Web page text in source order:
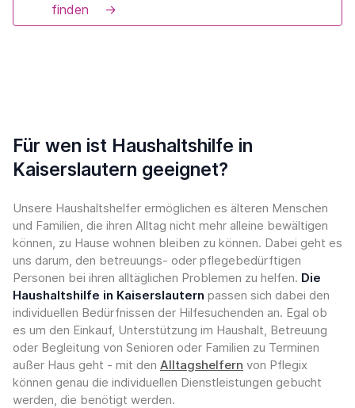
finden
→
Für wen ist Haushaltshilfe in
Kaiserslautern geeignet?
Unsere Haushaltshelfer ermöglichen es älteren Menschen
und Familien, die ihren Alltag nicht mehr alleine bewältigen
können, zu Hause wohnen bleiben zu können. Dabei geht es
uns darum, den betreuungs- oder pflegebedürftigen
Personen bei ihren alltäglichen Problemen zu helfen. Die
Haushaltshilfe in Kaiserslautern passen sich dabei den
individuellen Bedürfnissen der Hilfesuchenden an. Egal ob
es um den Einkauf, Unterstützung im Haushalt, Betreuung
oder Begleitung von Senioren oder Familien zu Terminen
außer Haus geht - mit den Alltagshelfern von Pflegix
können genau die individuellen Dienstleistungen gebucht
werden, die benötigt werden.